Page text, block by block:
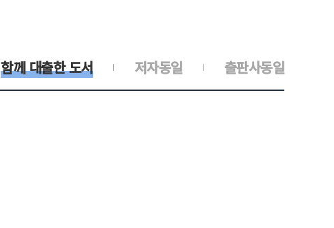
출판사동일
저자동일
함께 대출한 도서